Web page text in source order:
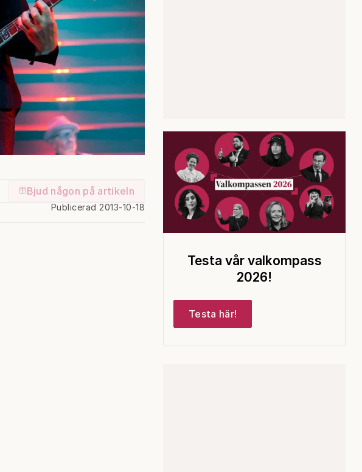
Bjud någon på artikeln
Publicerad 2013-10-18
Testa vår valkompass
2026!
Testa här!